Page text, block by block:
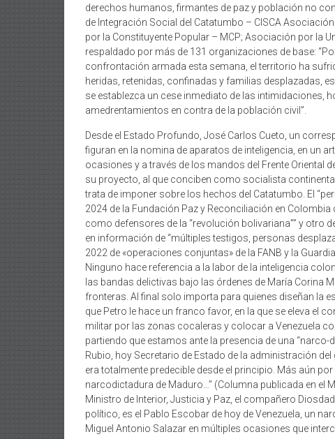
derechos humanos, firmantes de paz y población no
de Integración Social del Catatumbo – CISCA
por la Constituyente Popular – MCP; Asociación por la
respaldado por más de 131 organizaciones de base:
confrontación armada esta semana, el territorio ha
heridas, retenidas, confinadas y familias desplazadas,
se establezca un cese inmediato de las intimidaciones,
amedrentamientos en contra de la población civil”.
Desde el Estado Profundo, José Carlos Cueto, un
figuran en la nomina de aparatos de inteligencia, en un
ocasiones y a través de los mandos del Frente Oriental
su proyecto, al que conciben como socialista
trata de imponer sobre los hechos del Catatumbo. El
2024 de la Fundación Paz y Reconciliación en
como defensores de la “revolución bolivariana”” y otro
en información de “múltiples testigos, personas
2022 de «operaciones conjuntas» de la FANB y la
Ninguno hace referencia a la labor de la inteligencia
las bandas delictivas bajo las órdenes de María Corina
fronteras. Al final solo importa para quienes diseñan la
que Petro le hace un franco favor, en la que se eleva el
militar por las zonas cocaleras y colocar a Venezuela
partiendo que estamos ante la presencia de una
Rubio, hoy Secretario de Estado de la administración
era totalmente predecible desde el principio. Más aún
narcodictadura de Maduro…” (Columna publicada en el
Ministro de Interior, Justicia y Paz, el compañero
político, es el Pablo Escobar de hoy de Venezuela, un
Miguel Antonio Salazar en múltiples ocasiones que